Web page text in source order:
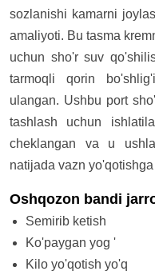
sozlanishi kamarni
amaliyoti. Bu tasma
uchun sho'r suv
tarmoqli qorin
ulangan. Ushbu port
tashlash uchun
cheklangan va u
natijada vazn
Oshqozon bandi
Semirib ketish
Ko'paygan yog '
Kilo yo'qotish yo'q